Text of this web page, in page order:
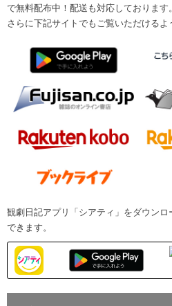
で無料配布中！配送も対応しております。
さらに下記サイトでもご覧いただけるよ
観劇日記アプリ「シアティ」をダウン
できます。